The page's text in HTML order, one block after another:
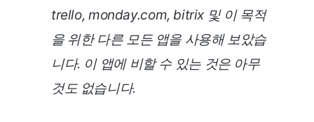
trello, monday.com, bitrix 및 이 목적
을 위한 다른 모든 앱을 사용해 보았습
니다. 이 앱에 비할 수 있는 것은 아무
것도 없습니다.